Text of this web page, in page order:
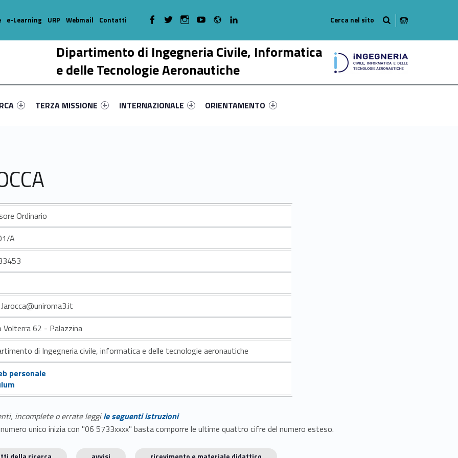
Dipartimento di Ingegneria Civile, Informatica
e delle Tecnologie Aeronautiche
primary-78059-17
#link-menu-primary-25551-38
Link identifier #link-menu-primary-86335-51
TERZA MISSIONE
Link identifier #link-menu-primary-89690-58
INTERNAZIONALE
Link identifier #link-menu-primary-69755-68
ORIENTAMENTO
e-Learning URP Webmail Contatti WebMan on Facebook
WebMan on TwitterWebMan on Instagram
WebMan on Youtube
Radio
Ordinario
A
Volterra 62 - Palazzina
di Ingegneria civile, informatica e delle tecnologie aeronautiche
personale
incomplete o errate leggile seguenti istruzioni
unico inizia con "06 5733xxxx" basta comporre le ultime quattro cifre del numero esteso.